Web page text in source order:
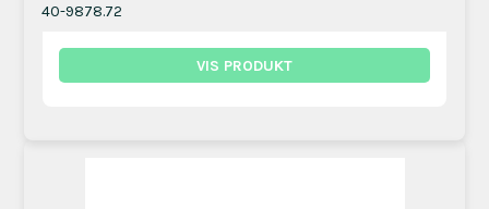
40-9878.72
VIS PRODUKT